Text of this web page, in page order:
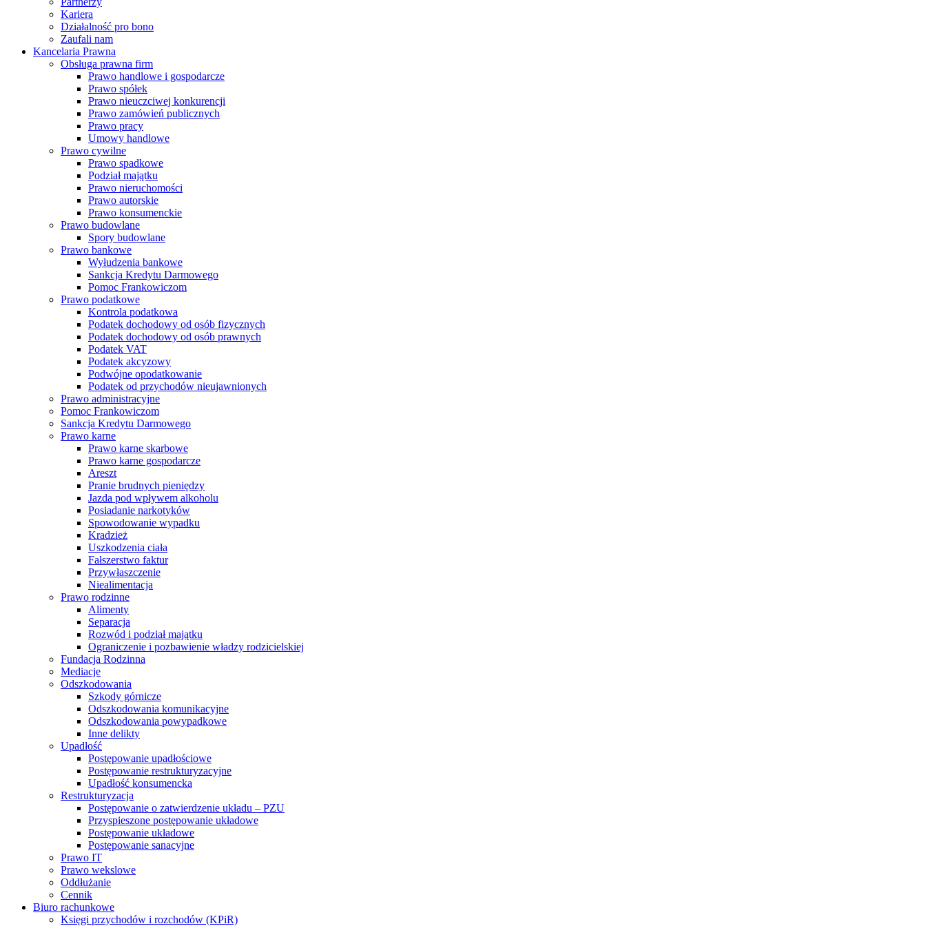
Kariera
Działalność pro bono
Zaufali nam
Kancelaria Prawna
Obsługa prawna firm
Prawo handlowe i gospodarcze
Prawo spółek
Prawo nieuczciwej konkurencji
Prawo zamówień publicznych
Prawo pracy
Umowy handlowe
Prawo cywilne
Prawo spadkowe
Podział majątku
Prawo nieruchomości
Prawo autorskie
Prawo konsumenckie
Prawo budowlane
Spory budowlane
Prawo bankowe
Wyłudzenia bankowe
Sankcja Kredytu Darmowego
Pomoc Frankowiczom
Prawo podatkowe
Kontrola podatkowa
Podatek dochodowy od osób fizycznych
Podatek dochodowy od osób prawnych
Podatek VAT
Podatek akcyzowy
Podwójne opodatkowanie
Podatek od przychodów nieujawnionych
Prawo administracyjne
Pomoc Frankowiczom
Sankcja Kredytu Darmowego
Prawo karne
Prawo karne skarbowe
Prawo karne gospodarcze
Areszt
Pranie brudnych pieniędzy
Jazda pod wpływem alkoholu
Posiadanie narkotyków
Spowodowanie wypadku
Kradzież
Uszkodzenia ciała
Fałszerstwo faktur
Przywłaszczenie
Niealimentacja
Prawo rodzinne
Alimenty
Separacja
Rozwód i podział majątku
Ograniczenie i pozbawienie władzy rodzicielskiej
Fundacja Rodzinna
Mediacje
Odszkodowania
Szkody górnicze
Odszkodowania komunikacyjne
Odszkodowania powypadkowe
Inne delikty
Upadłość
Postępowanie upadłościowe
Postępowanie restrukturyzacyjne
Upadłość konsumencka
Restrukturyzacja
Postępowanie o zatwierdzenie układu – PZU
Przyspieszone postępowanie układowe
Postępowanie układowe
Postępowanie sanacyjne
Prawo IT
Prawo wekslowe
Oddłużanie
Cennik
Biuro rachunkowe
Księgi przychodów i rozchodów (KPiR)